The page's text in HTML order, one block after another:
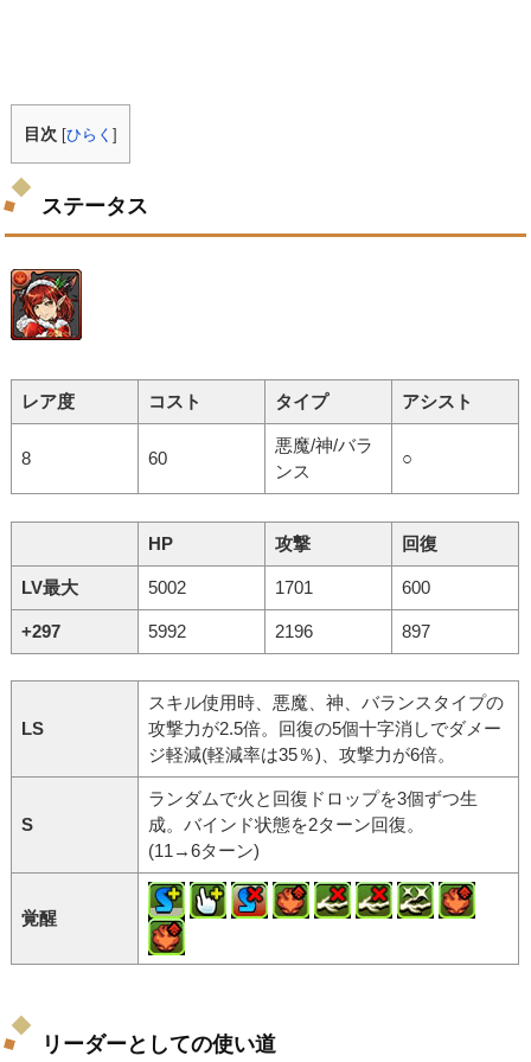
目次 [ひらく]
ステータス
レア度 コスト タイプ アシスト
8 60
悪魔/神/バラ
ンス
○
HP 攻撃 回復
LV最大 5002 1701 600
+297 5992 2196 897
LS
スキル使用時、悪魔、神、バランスタイプの
攻撃力が2.5倍。回復の5個十字消しでダメー
ジ軽減(軽減率は35％)、攻撃力が6倍。
S
ランダムで火と回復ドロップを3個ずつ生
成。バインド状態を2ターン回復。
(11→6ターン)
覚醒
リーダーとしての使い道